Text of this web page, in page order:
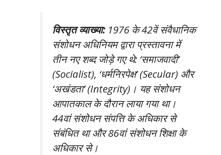
विस्तृत व्याख्या:1976 के 42वें संवैधानिक
संशोधन अधिनियम द्वारा प्रस्तावना में
तीन नए शब्द जोड़े गए थे: ‘समाजवादी’
(Socialist), ‘धर्मनिरपेक्ष’ (Secular) और
‘अखंडता’ (Integrity)। यह संशोधन
आपातकाल के दौरान लाया गया था।
44वां संशोधन संपत्ति के अधिकार से
संबंधित था और 86वां संशोधन शिक्षा के
अधिकार से।